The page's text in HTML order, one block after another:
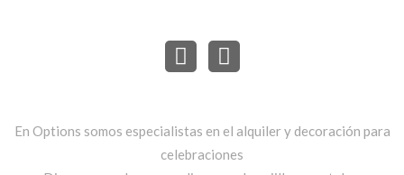
En Options somos especialistas en el alquiler y decoración para
celebraciones